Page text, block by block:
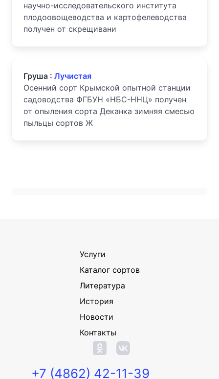
научно-исследовательского института
плодоовощеводства и картофелеводства
получен от скрещивани
Груша : Лучистая
Осенний сорт Крымской опытной станции
садоводства ФГБУН «НБС-ННЦ» получен
от опыления сорта Деканка зимняя смесью
пыльцы сортов Ж
Услуги
Каталог сортов
Литература
История
Новости
Контакты
+7 (4862) 42-11-39